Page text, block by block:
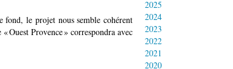
fond, le projet nous semble cohérent
Ouest Provence » correspondra avec
2025
2024
2023
2022
2021
2020